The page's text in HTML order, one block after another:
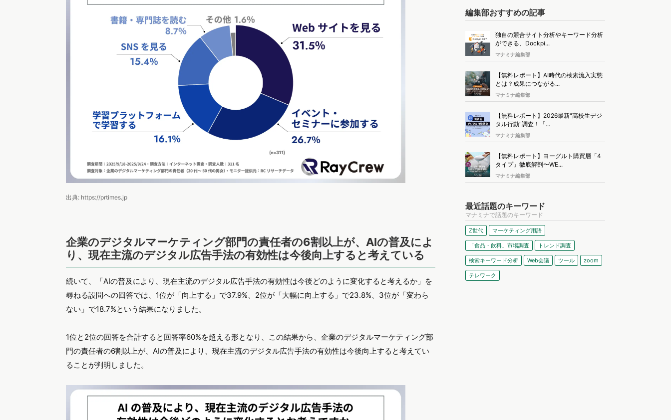
出典: https://prtimes.jp
企業のデジタルマーケティング部門の責任者の6割以上が、AIの普及によ
り、現在主流のデジタル広告手法の有効性は今後向上すると考えている
続いて、「AIの普及により、現在主流のデジタル広告手法の有効性は今後どのように変化すると考えるか」を
尋ねる設問への回答では、1位が「向上する」で37.9%、2位が「大幅に向上する」で23.8%、3位が「変わら
ない」で18.7%という結果になりました。
1位と2位の回答を合計すると回答率60%を超える形となり、この結果から、企業のデジタルマーケティング部
門の責任者の6割以上が、AIの普及により、現在主流のデジタル広告手法の有効性は今後向上すると考えてい
ることが判明しました。
編集部おすすめの記事
独自の競合サイト分析やキーワード分析
ができる、Dockpi...
マナミナ編集部
【無料レポート】AI時代の検索流入実態
とは？成果につながる...
マナミナ編集部
【無料レポート】2026最新"高校生デジ
タル行動"調査！「...
マナミナ編集部
【無料レポート】ヨーグルト購買層「4
タイプ」徹底解剖〜WE...
マナミナ編集部
最近話題のキーワード
マナミナで話題のキーワード
Z世代 マーケティング用語
「食品・飲料」市場調査 トレンド調査
検索キーワード分析 Web会議 ツール zoom
テレワーク